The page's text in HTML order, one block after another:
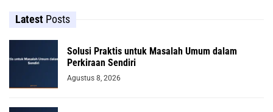
Latest Posts
Solusi Praktis untuk Masalah Umum dalam
Perkiraan Sendiri
Agustus 8, 2026